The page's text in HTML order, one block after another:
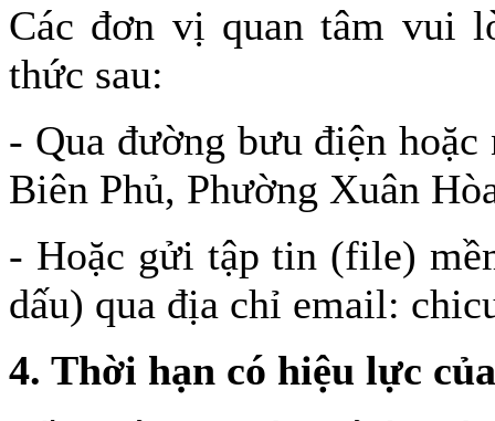
Các đơn vị quan tâm vui
thức sau:
- Qua đường bưu điện
Biên Phủ, Phường Xuân
- Hoặc gửi tập tin (file)
dấu) qua địa chỉ email:
4. Thời hạn có hiệu lực